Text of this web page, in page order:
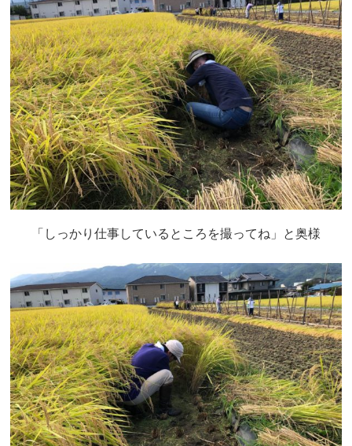
「しっかり仕事しているところを撮ってね」と奥様